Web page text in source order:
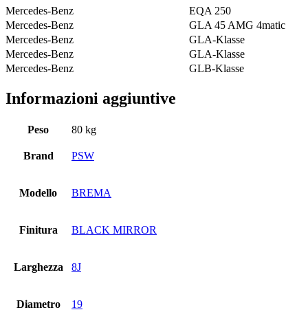
Mercedes-Benz
EQA 250
Mercedes-Benz
GLA 45 AMG 4matic
Mercedes-Benz
GLA-Klasse
Mercedes-Benz
GLA-Klasse
Mercedes-Benz
GLB-Klasse
Informazioni aggiuntive
Peso 80 kg
Brand PSW
Modello BREMA
Finitura BLACK MIRROR
Larghezza 8J
Diametro 19